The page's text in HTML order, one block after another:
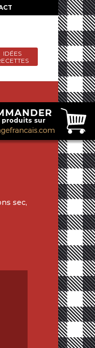
IDÉES
sec,